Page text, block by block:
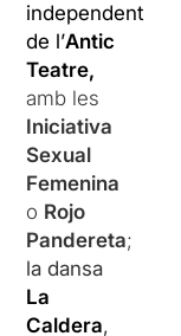
independent
de l’Antic
Teatre,
amb les
Iniciativa
Sexual
Femenina
o Rojo
Pandereta;
la dansa
La
Caldera,